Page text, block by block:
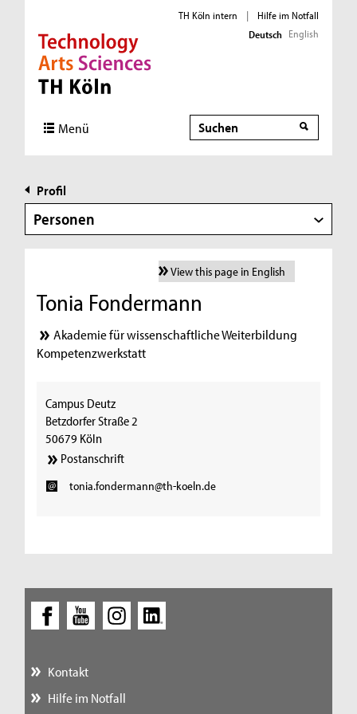
Direkt zur Hauptnavigation
Direkt zur Subnavigation
Direkt zum Inhalt
Direkt zum Fußbereich
TH Köln intern |
Hilfe im Notfall
Deutsch English
Menü Suche
Profil
Personen
View this page in English
Tonia Fondermann
Akademie für wissenschaftliche Weiterbildung
Kompetenzwerkstatt
Campus Deutz
Betzdorfer Straße 2
50679 Köln
Postanschrift
tonia.fondermann@th-koeln.de
Kontakt
Hilfe im Notfall